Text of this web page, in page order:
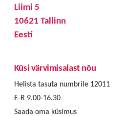
Liimi 5
10621 Tallinn
Eesti
Küsi värvimisalast nõu
Helista tasuta numbrile 12011
E-R 9.00-16.30
Saada oma küsimus